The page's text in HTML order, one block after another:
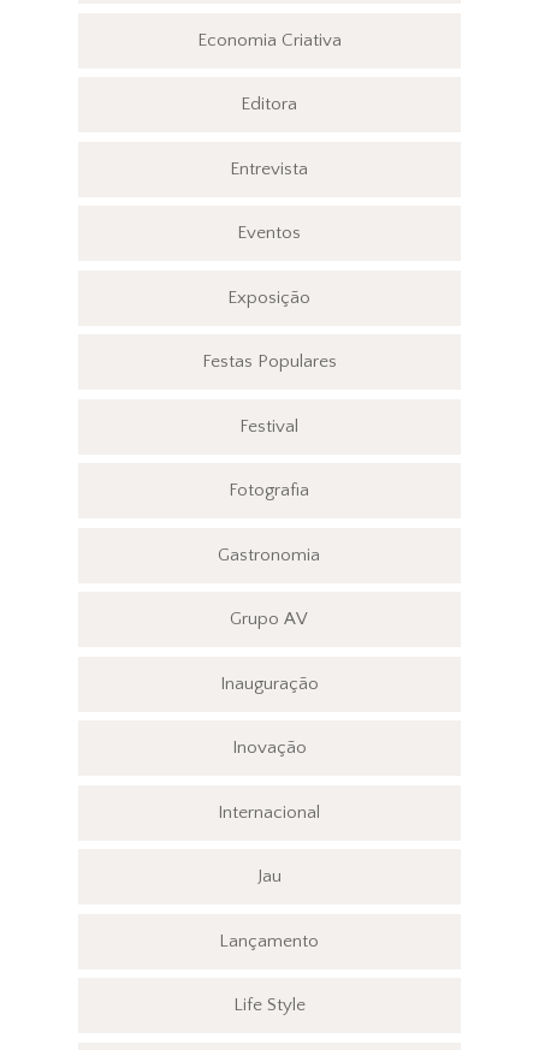
Economia Criativa
Editora
Entrevista
Eventos
Exposição
Festas Populares
Festival
Fotografia
Gastronomia
Grupo AV
Inauguração
Inovação
Internacional
Jau
Lançamento
Life Style